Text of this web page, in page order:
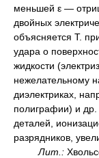
меньшей ε —
двойных
объясняется Т.
удара о
жидкости
нежелательному
диэлектриках,
полиграфии) и др.
деталей,
разрядников,
Лит.: